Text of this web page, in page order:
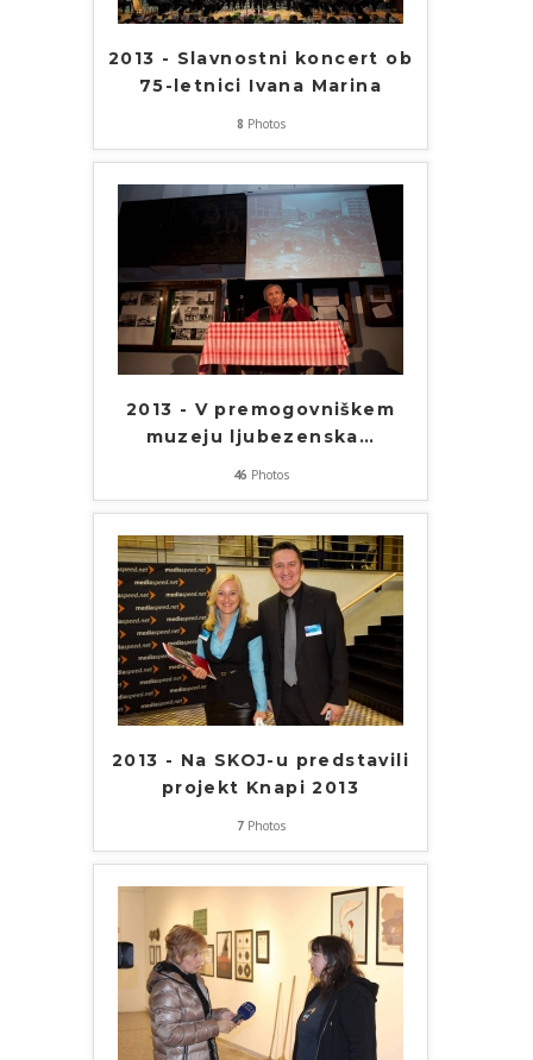
2013 - Slavnostni koncert ob
75-letnici Ivana Marina
8 Photos
2013 - V premogovniškem
muzeju ljubezenska…
46 Photos
2013 - Na SKOJ-u predstavili
projekt Knapi 2013
7Photos